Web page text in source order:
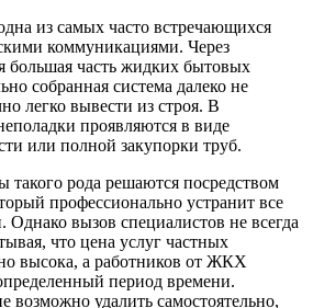
из самых часто встречающихся
коммуникациями. Через
большая часть жидких бытовых
собранная система далеко не
легко вывести из строя. В
проявляются в виде
или полной закупорки труб.
такого рода решаются посредством
профессионально устранит все
вызов специалистов не всегда
что цена услуг частных
высока, а работников от ЖКХ
период времени.
возможно удалить самостоятельно,